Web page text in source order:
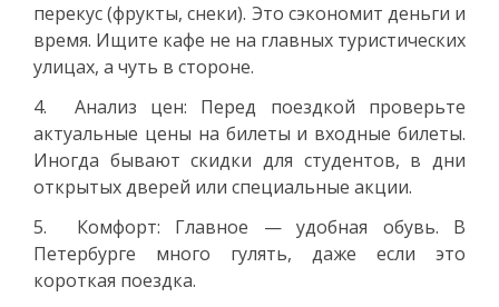
перекус (фрукты, снеки). Это сэкономит деньги и
время. Ищите кафе не на главных туристических
улицах, а чуть в стороне.
4. Анализ цен: Перед поездкой проверьте
актуальные цены на билеты и входные билеты.
Иногда бывают скидки для студентов, в дни
открытых дверей или специальные акции.
5. Комфорт: Главное — удобная обувь. В
Петербурге много гулять, даже если это
короткая поездка.